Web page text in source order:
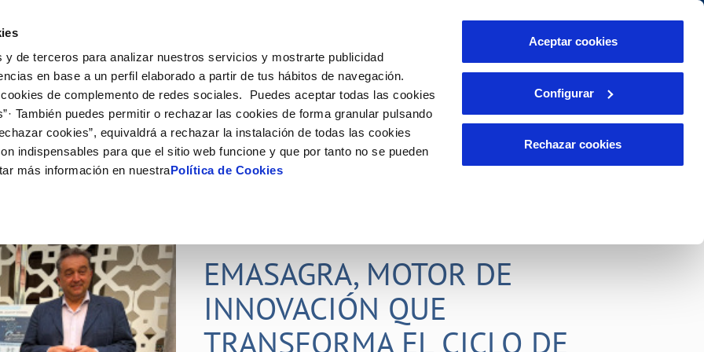
y de terceros para analizar nuestros servicios y mostrarte publicidad
en base a un perfil elaborado a partir de tus hábitos de navegación.
de complemento de redes sociales. Puedes aceptar todas las cookies
También puedes permitir o rechazar las cookies de forma granular pulsando
cookies”, equivaldrá a rechazar la instalación de todas las cookies
indispensables para que el sitio web funcione y que por tanto no se pueden
más información en nuestraPolítica de Cookies
Aceptar cookies
Configurar
Rechazar cookies
de titular
de suministro
MODIFICACIÓN DE DATOS
Actualizar datos bancarios
Actualizar datos de domicilio
INCIDENCIAS
Comunica anomalías o posibles
VER TODAS LAS GESTIONES
Tu Servicio
AL CLIENTE
contacto
y afectaciones
COMPROMISO DE SERVICIO
Carta de compromisos
Customer Counsel (Defensa del cliente)
Tu Agua
del agua
CUIDADOS DEL AGUA
Consejos de ahorro
Conócenos
DE GESTIÓN Y CERTIFICADOS
PERFIL DEL CONTRATANTE
Plataforma de contratación del sector
público
Proveedores Responsables
PORTAL DE TRANSPARENCIA
Nuestros compromisos
EMASAGRA, MOTOR DE
INNOVACIÓN QUE
TRANSFORMA EL CICLO DE